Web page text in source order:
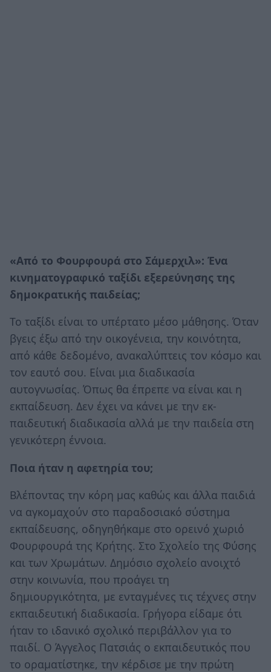
«Από το Φουρφουρά στο Σάμερχιλ»: Ένα
κινηματογραφικό ταξίδι εξερεύνησης της
δημοκρατικής παιδείας;
Το ταξίδι είναι το υπέρτατο μέσο μάθησης. Όταν
βγεις έξω από την οικογένεια, την κοινότητα,
από κάθε δεδομένο, ανακαλύπτεις τον κόσμο και
τον εαυτό σου. Είναι μια διαδικασία
αυτογνωσίας. Όπως θα έπρεπε να είναι και η
εκπαίδευση. Δεν έχει να κάνει με την εκ-
παιδευτική διαδικασία αλλά με την παιδεία στη
γενικότερη έννοια.
Ποια ήταν η αφετηρία του;
Βλέποντας την κόρη μας καθώς και άλλα παιδιά
να αγκομαχούν στο παραδοσιακό σύστημα
εκπαίδευσης, οδηγηθήκαμε στο ορεινό χωριό
Φουρφουρά της Κρήτης. Στο Σχολείο της Φύσης
και των Χρωμάτων. Δημόσιο σχολείο ανοιχτό
στην κοινωνία, που προάγει τη
δημιουργικότητα, με ενταγμένες τις τέχνες στην
εκπαιδευτική διαδικασία. Γρήγορα είδαμε ότι
ήταν το ιδανικό σχολικό περιβάλλον για το
παιδί. Ο Άγγελος Πατσιάς ο εκπαιδευτικός που
το οραματίστηκε, την κέρδισε με την πρώτη